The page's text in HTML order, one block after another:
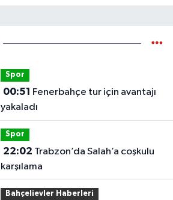
Spor
00:51
yakaladı
Spor
22:02
karşılama
Bahçelievler Haberleri